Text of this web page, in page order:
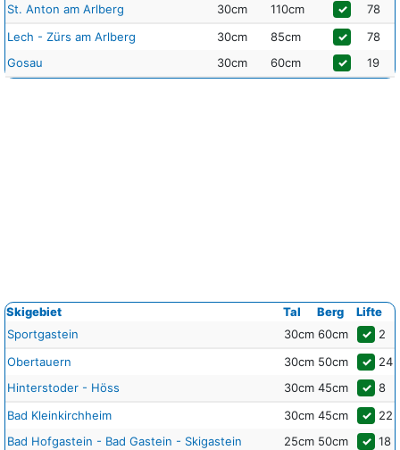
St. Anton am Arlberg
30cm 110cm ✓
78
Lech - Zürs am Arlberg
30cm 85cm ✓
78
Gosau
30cm 60cm ✓ 19
Skigebiet Tal Berg
Lifte
Sportgastein
30cm 60cm ✓ 2
Obertauern
30cm 50cm ✓ 24
Hinterstoder - Höss
30cm 45cm ✓ 8
Bad Kleinkirchheim
30cm 45cm ✓ 22
Bad Hofgastein - Bad Gastein - Skigastein
25cm 50cm ✓ 18